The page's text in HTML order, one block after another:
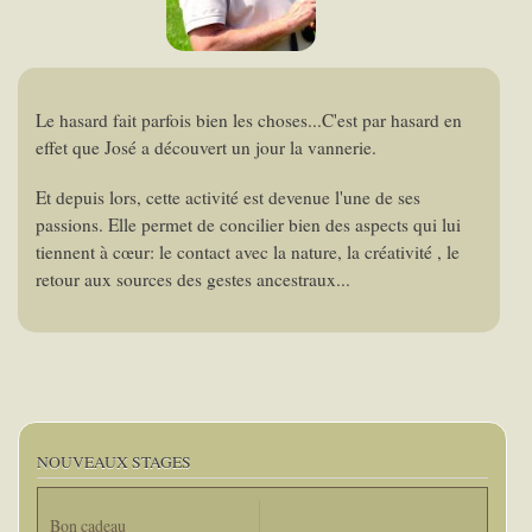
Le hasard fait parfois bien les choses...C'est par hasard en
effet que José a découvert un jour la vannerie.
Et depuis lors, cette activité est devenue l'une de ses
passions. Elle permet de concilier bien des aspects qui lui
tiennent à cœur: le contact avec la nature, la créativité , le
retour aux sources des gestes ancestraux...
NOUVEAUX STAGES
Bon cadeau